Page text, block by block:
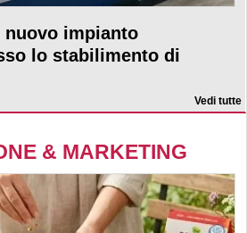
impianto
lo stabilimento di
Vedi tutte
& MARKETING